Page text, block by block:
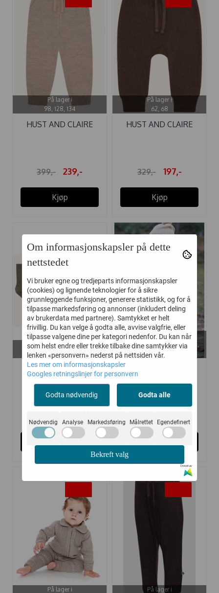
På lager i
98, 128, 134
HUST AND CLAIRE
399,- 239,-
Kjøp
På lager i
62, 68
HUST AND CLAIRE
329,- 197,-
Kjøp
-40%
På lager i
19-21, 17-18
HUST AND CLAIRE
SOKKER 3-PAKK ...
På lager i
56, 62, 68, 74, 80, 86, 92, 98,
104
På lager i
På lager i
Om informasjonskapsler på dette
nettstedet
Vi bruker egne og tredjeparts informasjonskapsler
(cookies) og lignende teknologier for å sikre
grunnleggende funksjoner, generere statistikk, og for å
tilpasse markedsføring og annonser (inkludert deling
av brukerdata med partnere). Samtykket er helt
frivillig. Du kan velge å godta alle, avvise valgfrie, eller
tilpasse valgene dine per kategori nedenfor. Du kan når
som helst endre eller trekke tilbake dine samtykker via
lenken «personvern» nederst på nettsiden vår.
Les mer om informasjonskapsler
Googles retningslinjer for personvern
Godta nødvendig Godta alle
Nødvendig Analyse Markedsføring Målrettet Egendefinert
Bekreft valg
Drevet av